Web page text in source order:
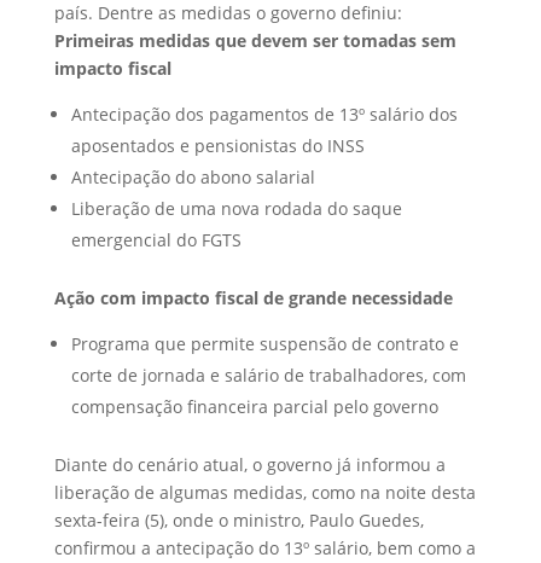
país. Dentre as medidas o governo definiu:
Primeiras medidas que devem ser tomadas sem
impacto fiscal
Antecipação dos pagamentos de 13º salário dos
aposentados e pensionistas do INSS
Antecipação do abono salarial
Liberação de uma nova rodada do saque
emergencial do FGTS
Ação com impacto fiscal de grande necessidade
Programa que permite suspensão de contrato e
corte de jornada e salário de trabalhadores, com
compensação financeira parcial pelo governo
Diante do cenário atual, o governo já informou a
liberação de algumas medidas, como na noite desta
sexta-feira (5), onde o ministro, Paulo Guedes,
confirmou a antecipação do 13º salário, bem como a